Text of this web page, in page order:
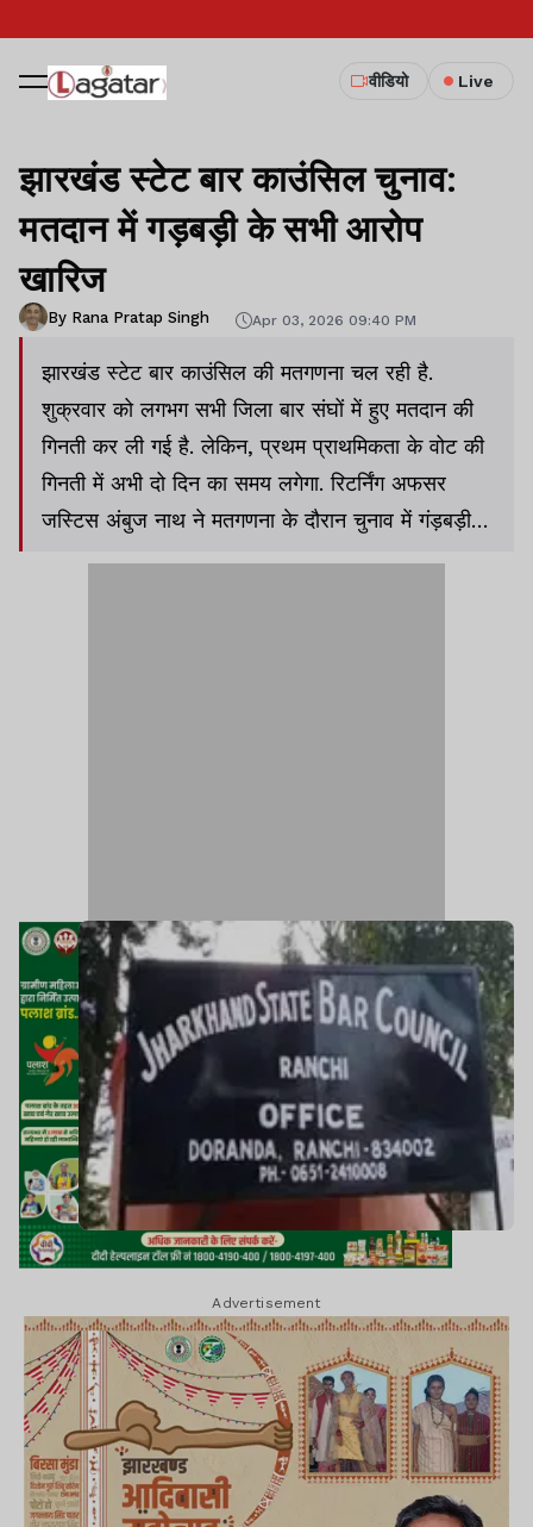
वीडियो Live
झारखंड स्टेट बार काउंसिल चुनाव:
मतदान में गड़बड़ी के सभी आरोप
खारिज
By Rana Pratap Singh Apr 03, 2026 09:40 PM
झारखंड स्टेट बार काउंसिल की मतगणना चल रही है.
शुक्रवार को लगभग सभी जिला बार संघों में हुए मतदान की
गिनती कर ली गई है. लेकिन, प्रथम प्राथमिकता के वोट की
गिनती में अभी दो दिन का समय लगेगा. रिटर्निंग अफसर
जस्टिस अंबुज नाथ ने मतगणना के दौरान चुनाव में गंड़बड़ी के
Advertisement